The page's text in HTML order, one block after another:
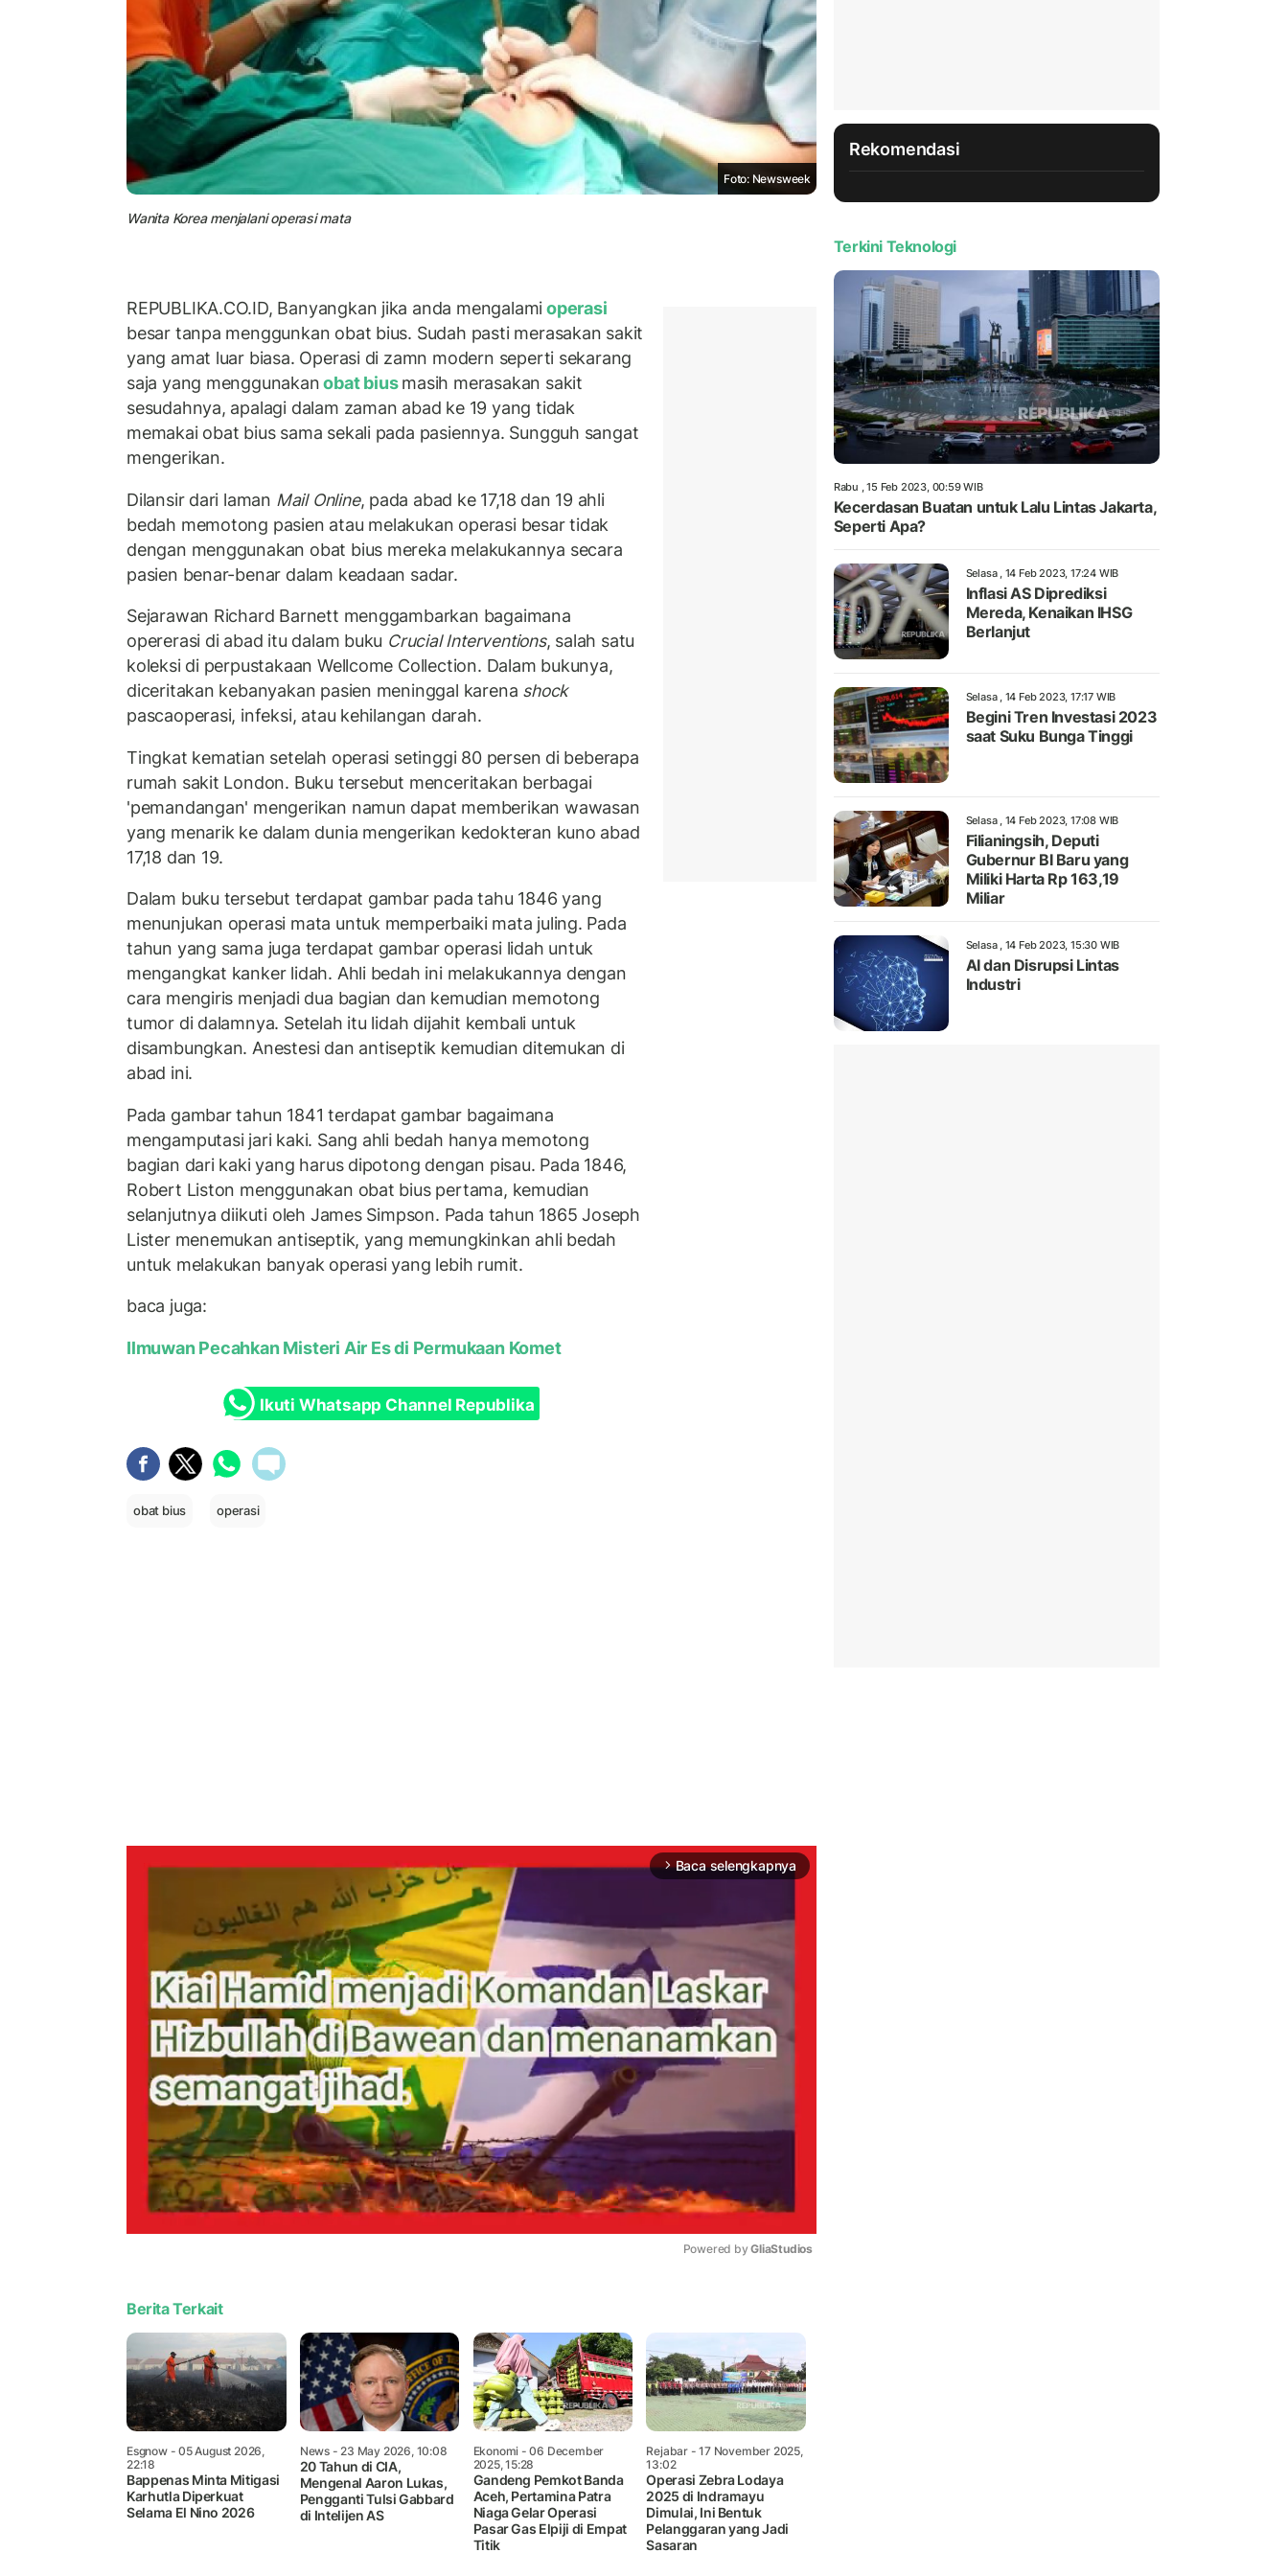
Foto: Newsweek
Wanita Korea menjalani operasi mata
REPUBLIKA.CO.ID, Banyangkan jika anda mengalamioperasi
besar tanpa menggunkan obat bius. Sudah pasti merasakan sakit
yang amat luar biasa. Operasi di zamn modern seperti sekarang
saja yang menggunakanobat biusmasih merasakan sakit
sesudahnya, apalagi dalam zaman abad ke 19 yang tidak
memakai obat bius sama sekali pada pasiennya. Sungguh sangat
mengerikan.
Dilansir dari laman Mail Online, pada abad ke 17,18 dan 19 ahli
bedah memotong pasien atau melakukan operasi besar tidak
dengan menggunakan obat bius mereka melakukannya secara
pasien benar-benar dalam keadaan sadar.
Sejarawan Richard Barnett menggambarkan bagaimana
opererasi di abad itu dalam buku Crucial Interventions, salah satu
koleksi di perpustakaan Wellcome Collection. Dalam bukunya,
diceritakan kebanyakan pasien meninggal karena shock
pascaoperasi, infeksi, atau kehilangan darah.
Tingkat kematian setelah operasi setinggi 80 persen di beberapa
rumah sakit London. Buku tersebut menceritakan berbagai
'pemandangan' mengerikan namun dapat memberikan wawasan
yang menarik ke dalam dunia mengerikan kedokteran kuno abad
17,18 dan 19.
Dalam buku tersebut terdapat gambar pada tahu 1846 yang
menunjukan operasi mata untuk memperbaiki mata juling. Pada
tahun yang sama juga terdapat gambar operasi lidah untuk
mengangkat kanker lidah. Ahli bedah ini melakukannya dengan
cara mengiris menjadi dua bagian dan kemudian memotong
tumor di dalamnya. Setelah itu lidah dijahit kembali untuk
disambungkan. Anestesi dan antiseptik kemudian ditemukan di
abad ini.
Pada gambar tahun 1841 terdapat gambar bagaimana
mengamputasi jari kaki. Sang ahli bedah hanya memotong
bagian dari kaki yang harus dipotong dengan pisau. Pada 1846,
Robert Liston menggunakan obat bius pertama, kemudian
selanjutnya diikuti oleh James Simpson. Pada tahun 1865 Joseph
Lister menemukan antiseptik, yang memungkinkan ahli bedah
untuk melakukan banyak operasi yang lebih rumit.
baca juga:
Ilmuwan Pecahkan Misteri Air Es di Permukaan Komet
Ikuti Whatsapp Channel Republika
obat bius operasi
arrow_forward_ios Baca selengkapnya
Powered by GliaStudios
Berita Terkait
Esgnow- 05 August 2026,
22:18
Bappenas Minta Mitigasi
Karhutla Diperkuat
Selama El Nino 2026
News- 23 May 2026, 10:08
20 Tahun di CIA,
Mengenal Aaron Lukas,
Pengganti Tulsi Gabbard
di Intelijen AS
Ekonomi - 06 December
2025, 15:28
Gandeng Pemkot Banda
Aceh, Pertamina Patra
Niaga Gelar Operasi
Pasar Gas Elpiji di Empat
Titik
Rejabar- 17 November 2025,
13:02
Operasi Zebra Lodaya
2025 di Indramayu
Dimulai, Ini Bentuk
Pelanggaran yang Jadi
Sasaran
Rekomendasi
Terkini Teknologi
Rabu , 15 Feb 2023, 00:59 WIB
Kecerdasan Buatan untuk Lalu Lintas Jakarta,
Seperti Apa?
Selasa , 14 Feb 2023, 17:24 WIB
Inflasi AS Diprediksi
Mereda, Kenaikan IHSG
Berlanjut
Selasa , 14 Feb 2023, 17:17 WIB
Begini Tren Investasi 2023
saat Suku Bunga Tinggi
Selasa , 14 Feb 2023, 17:08 WIB
Filianingsih, Deputi
Gubernur BI Baru yang
Miliki Harta Rp 163,19
Miliar
Selasa , 14 Feb 2023, 15:30 WIB
AI dan Disrupsi Lintas
Industri